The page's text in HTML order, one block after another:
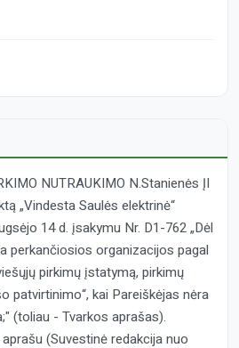
NUTRAUKIMO N.Stanienės ĮI
„Vindesta Saulės elektrinė“
14 d. įsakymu Nr. D1-762 „Dėl
perkančiosios organizacijos pagal
pirkimų įstatymą, pirkimų
patvirtinimo“, kai Pareiškėjas nėra
(toliau - Tvarkos aprašas).
(Suvestinė redakcija nuo